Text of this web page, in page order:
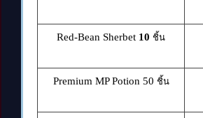
Red-Bean Sherbet 10 ชิ้น
Premium MP Potion 50 ชิ้น